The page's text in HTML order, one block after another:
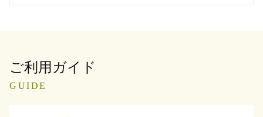
ご利用ガイド
GUIDE